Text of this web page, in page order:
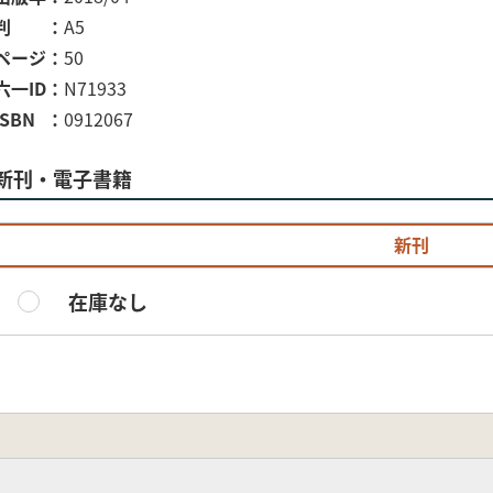
A5
ージ
50
一ID
N71933
0912067
刊・電子書籍
新刊
在庫なし